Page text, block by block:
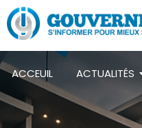
ACCEUIL ACTUALITÉS